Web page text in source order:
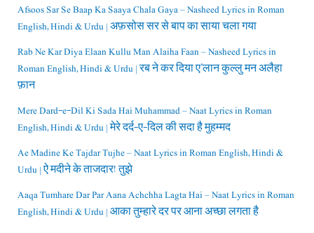
Afsoos Sar Se Baap Ka Saaya Chala Gaya – Nasheed Lyrics in Roman
English, Hindi & Urdu | अफ़सोस सर से बाप का साया चला गया
Rab Ne Kar Diya Elaan Kullu Man Alaiha Faan – Nasheed Lyrics in
Roman English, Hindi & Urdu | रब ने कर दिया ए’लान कुल्लु मन अलैहा
फ़ान
Mere Dard-e-Dil Ki Sada Hai Muhammad – Naat Lyrics in Roman
English, Hindi & Urdu | मेरे दर्द-ए-दिल की सदा है मुहम्मद
Ae Madine Ke Tajdar Tujhe – Naat Lyrics in Roman English, Hindi &
Urdu | ऐ मदीने के ताजदार! तुझे
Aaqa Tumhare Dar Par Aana Achchha Lagta Hai – Naat Lyrics in Roman
English, Hindi & Urdu | आका तुम्हारे दर पर आना अच्छा लगता है